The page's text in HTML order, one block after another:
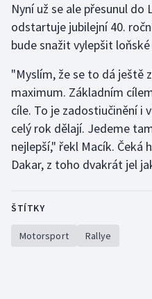
Rychlobruslení
Short track
Sportovní střelba
Stolní tenis
Veslování
Nyní už se ale přesunul do
odstartuje jubilejní 40.
bude snažit vylepšit
"Myslím, že se to dá ještě
maximum. Základním
cíle. To je zadostiučinění i
celý rok dělají. Jedeme
nejlepší," řekl Macík. Čeká
Dakar, z toho dvakrát jel
ŠTÍTKY
Motorsport Rallye